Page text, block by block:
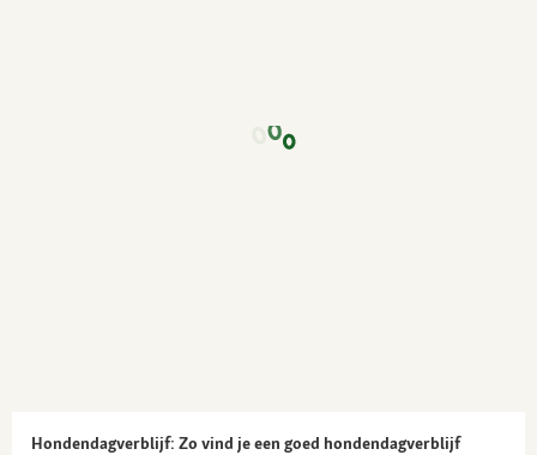
Hondendagverblijf: Zo vind je een goed hondendagverblijf